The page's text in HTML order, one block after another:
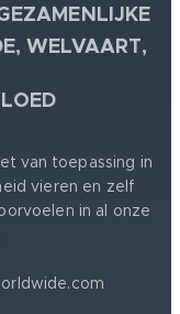
WELVAART,
van toepassing in
vieren en zelf
in al onze